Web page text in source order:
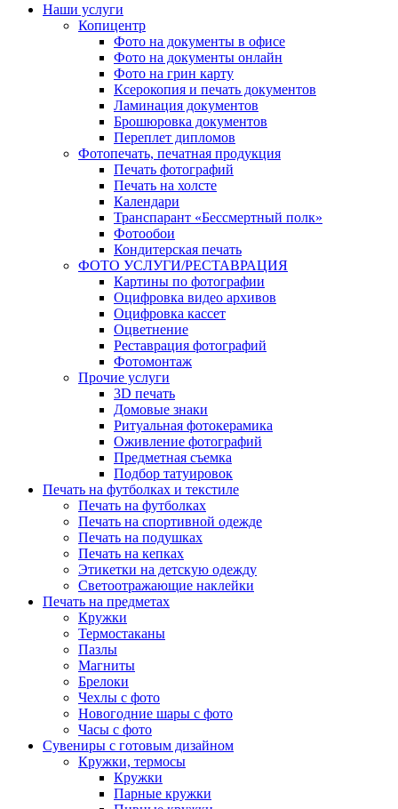
Наши услуги
Копицентр
Фото на документы в офисе
Фото на документы онлайн
Фото на грин карту
Ксерокопия и печать документов
Ламинация документов
Брошюровка документов
Переплет дипломов
Фотопечать, печатная продукция
Печать фотографий
Печать на холсте
Календари
Транспарант «Бессмертный полк»
Фотообои
Кондитерская печать
ФОТО УСЛУГИ/РЕСТАВРАЦИЯ
Картины по фотографии
Оцифровка видео архивов
Оцифровка кассет
Оцветнение
Реставрация фотографий
Фотомонтаж
Прочие услуги
3D печать
Домовые знаки
Ритуальная фотокерамика
Оживление фотографий
Предметная съемка
Подбор татуировок
Печать на футболках и текстиле
Печать на футболках
Печать на спортивной одежде
Печать на подушках
Печать на кепках
Этикетки на детскую одежду
Светоотражающие наклейки
Печать на предметах
Кружки
Термостаканы
Пазлы
Магниты
Брелоки
Чехлы с фото
Новогодние шары с фото
Часы с фото
Сувениры с готовым дизайном
Кружки, термосы
Кружки
Парные кружки